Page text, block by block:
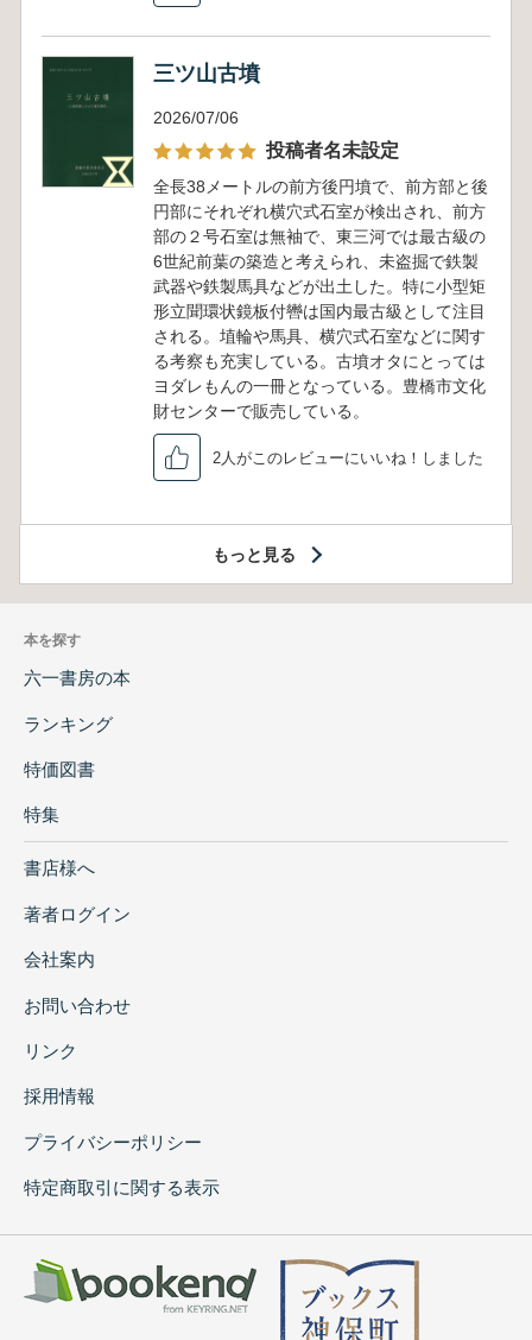
三ツ山古墳
2026/07/06
投稿者名未設定
全長38メートルの前方後円墳で、前方部と後
円部にそれぞれ横穴式石室が検出され、前方
部の２号石室は無袖で、東三河では最古級の
6世紀前葉の築造と考えられ、未盗掘で鉄製
武器や鉄製馬具などが出土した。特に小型矩
形立聞環状鏡板付轡は国内最古級として注目
される。埴輪や馬具、横穴式石室などに関す
る考察も充実している。古墳オタにとっては
ヨダレもんの一冊となっている。豊橋市文化
財センターで販売している。
2人がこのレビューにいいね！しました
もっと見る
本を探す
六一書房の本
ランキング
特価図書
特集
書店様へ
著者ログイン
会社案内
お問い合わせ
リンク
採用情報
プライバシーポリシー
特定商取引に関する表示